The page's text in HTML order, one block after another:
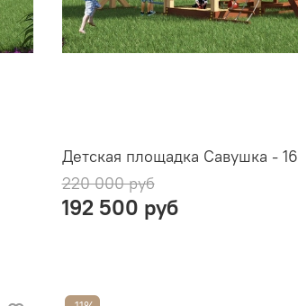
Детская площадка Савушка - 16
220 000 руб
192 500 руб